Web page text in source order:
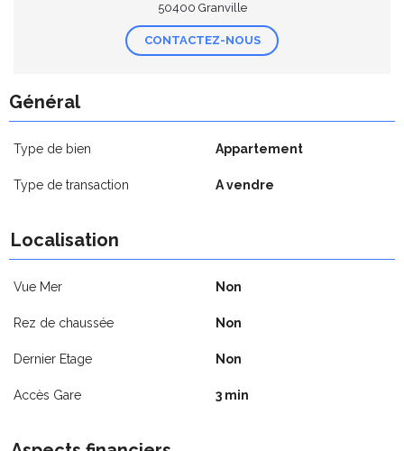
50400 Granville
CONTACTEZ-NOUS
Général
Type de bien Appartement
Type de transaction A vendre
Localisation
Vue Mer Non
Rez de chaussée Non
Dernier Etage Non
Accès Gare 3 min